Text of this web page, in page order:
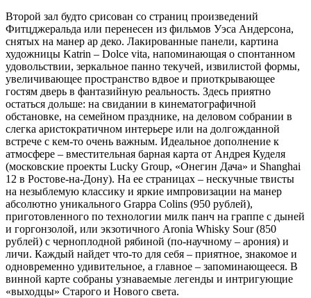
Второй зал будто срисован со страниц произведений
Фитцджеральда или перенесен из фильмов Уэса Андерсона,
снятых на манер ар деко. Лакированные панели, картина
художницы Katrin – Dolce vita, напоминающая о спонтанном
удовольствии, зеркальное панно текучей, извилистой формы,
увеличивающее пространство вдвое и приоткрывающее
гостям дверь в фантазийную реальность. Здесь приятно
остаться дольше: на свидании в кинематографичной
обстановке, на семейном празднике, на деловом собрании в
слегка аристократичном интерьере или на долгожданной
встрече с кем-то очень важным. Идеальное дополнение к
атмосфере – вместительная барная карта от Андрея Куделя
(московские проекты Lucky Group, «Онегин Дача» и Shanghai
12 в Ростове-на-Дону). На ее страницах – нескучные твисты
на незыблемую классику и яркие импровизации на манер
абсолютно уникального Grappa Colins (950 рублей),
приготовленного по технологии милк панч на граппе с дыней
и горгонзолой, или экзотичного Aronia Whisky Sour (850
рублей) с черноплодной рябиной (по-научному – арония) и
личи. Каждый найдет что-то для себя – приятное, знакомое и
одновременно удивительное, а главное – запоминающееся. В
винной карте собраны узнаваемые легенды и интригующие
«выходцы» Старого и Нового света.